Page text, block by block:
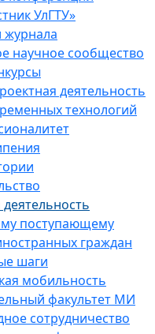
УлГТУ»
журнала
научное сообщество
деятельность
технологий
поступающему
граждан
шаги
мобильность
факультет МИ
сотрудничество